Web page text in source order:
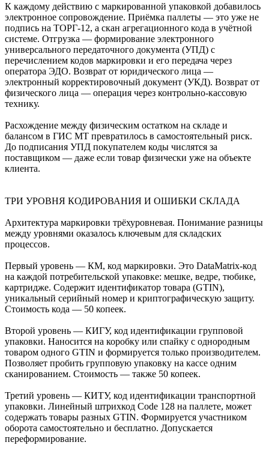
К каждому действию с маркированной упаковкой добавилось
электронное сопровождение. Приёмка паллеты — это уже не
подпись на ТОРГ-12, а скан агрегационного кода в учётной
системе. Отгрузка — формирование электронного
универсального передаточного документа (УПД) с
перечислением кодов маркировки и его передача через
оператора ЭДО. Возврат от юридического лица —
электронный корректировочный документ (УКД). Возврат от
физического лица — операция через контрольно-кассовую
технику.
Расхождение между физическим остатком на складе и
балансом в ГИС МТ превратилось в самостоятельный риск.
До подписания УПД покупателем коды числятся за
поставщиком — даже если товар физически уже на объекте
клиента.
ТРИ УРОВНЯ КОДИРОВАНИЯ И ОШИБКИ СКЛАДА
Архитектура маркировки трёхуровневая. Понимание разницы
между уровнями оказалось ключевым для складских
процессов.
Первый уровень — КМ, код маркировки. Это DataMatrix-код
на каждой потребительской упаковке: мешке, ведре, тюбике,
картридже. Содержит идентификатор товара (GTIN),
уникальный серийный номер и криптографическую защиту.
Стоимость кода — 50 копеек.
Второй уровень — КИГУ, код идентификации групповой
упаковки. Наносится на коробку или спайку с однородным
товаром одного GTIN и формируется только производителем.
Позволяет пробить групповую упаковку на кассе одним
сканированием. Стоимость — также 50 копеек.
Третий уровень — КИТУ, код идентификации транспортной
упаковки. Линейный штрихкод Code 128 на паллете, может
содержать товары разных GTIN. Формируется участником
оборота самостоятельно и бесплатно. Допускается
переформирование.